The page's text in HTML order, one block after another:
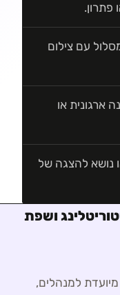
פתרון.
עם צילום
ארגונית או
נושא להצגה של
ושפת
מיועדת למנהלים,